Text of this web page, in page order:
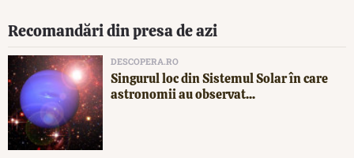
Recomandări din presa de azi
DESCOPERA.RO
Singurul loc din Sistemul Solar în care
astronomii au observat...